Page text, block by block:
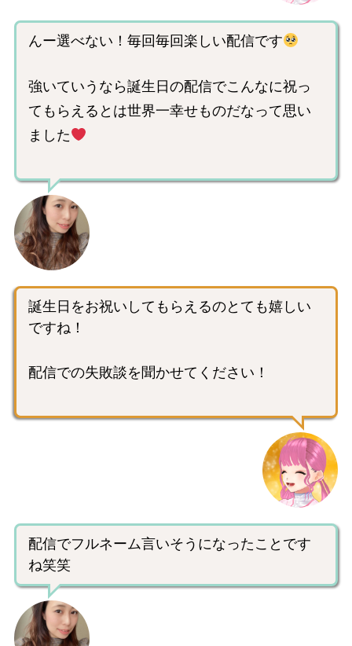
んー選べない！毎回毎回楽しい配信です
強いていうなら誕生日の配信でこんなに祝っ
てもらえるとは世界一幸せものだなって思い
ました
誕生日をお祝いしてもらえるのとても嬉しい
ですね！
配信での失敗談を聞かせてください！
配信でフルネーム言いそうになったことです
ね笑笑